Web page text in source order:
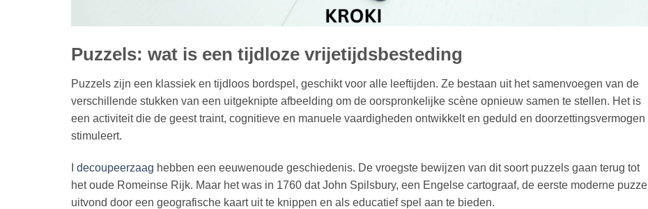
Puzzels: wat is een tijdloze vrijetijdsbesteding
Puzzels zijn een klassiek en tijdloos bordspel, geschikt voor alle leeftijden. Ze bestaan uit het samenvoegen van de
verschillende stukken van een uitgeknipte afbeelding om de oorspronkelijke scène opnieuw samen te stellen. Het is
een activiteit die de geest traint, cognitieve en manuele vaardigheden ontwikkelt en geduld en doorzettingsvermogen
stimuleert.
decoupeerzaag hebben een eeuwenoude geschiedenis. De vroegste bewijzen van dit soort puzzels gaan terug tot
het oude Romeinse Rijk. Maar het was in 1760 dat John Spilsbury, een Engelse cartograaf, de eerste moderne puzzel
uitvond door een geografische kaart uit te knippen en als educatief spel aan te bieden.